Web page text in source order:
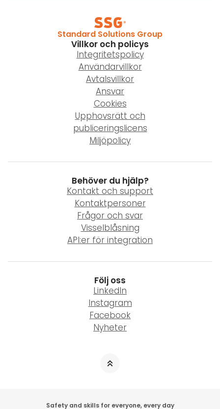
Standard Solutions Group
Villkor och policys
Integritetspolicy
Användarvillkor
Avtalsvillkor
Ansvar
Cookies
Upphovsrätt och
publiceringslicens
Miljöpolicy
Behöver du hjälp?
Kontakt och support
Kontaktpersoner
Frågor och svar
Visselblåsning
API:er för integration
Följ oss
LinkedIn
Instagram
Facebook
Nyheter
Safety and skills for everyone, every day